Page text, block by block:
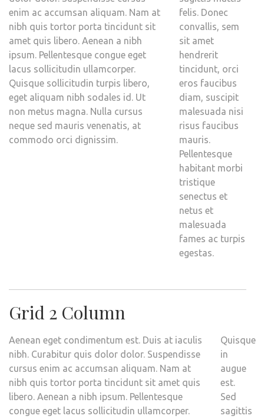
enim ac accumsan aliquam. Nam at
nibh quis tortor porta tincidunt sit
amet quis libero. Aenean a nibh
ipsum. Pellentesque congue eget
lacus sollicitudin ullamcorper.
Quisque sollicitudin turpis libero,
eget aliquam nibh sodales id. Ut
non metus magna. Nulla cursus
neque sed mauris venenatis, at
commodo orci dignissim.
felis. Donec
convallis, sem
sit amet
hendrerit
tincidunt, orci
eros faucibus
diam, suscipit
malesuada nisi
risus faucibus
mauris.
Pellentesque
habitant morbi
tristique
senectus et
netus et
malesuada
fames ac turpis
egestas.
Grid 2 Column
Aenean eget condimentum est. Duis at iaculis
nibh. Curabitur quis dolor dolor. Suspendisse
cursus enim ac accumsan aliquam. Nam at
nibh quis tortor porta tincidunt sit amet quis
libero. Aenean a nibh ipsum. Pellentesque
congue eget lacus sollicitudin ullamcorper.
Quisque
in
augue
est.
Sed
sagittis